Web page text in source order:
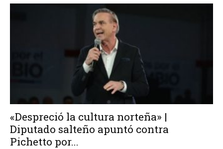
«Despreció la cultura norteña» |
Diputado salteño apuntó contra
Pichetto por...